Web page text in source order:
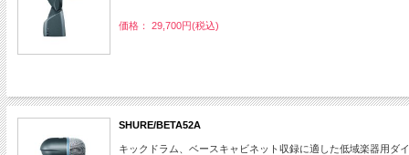
価格： 29,700円(税込)
SHURE/BETA52A
キックドラム、ベースキャビネット収録に適した低域楽器用ダ